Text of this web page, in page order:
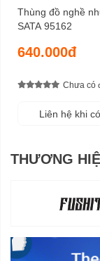
Thùng đồ nghề
SATA 95162
640.000đ
Chưa có
Liên hệ khi
THƯƠNG